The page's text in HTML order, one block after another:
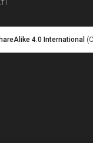
4.0 International